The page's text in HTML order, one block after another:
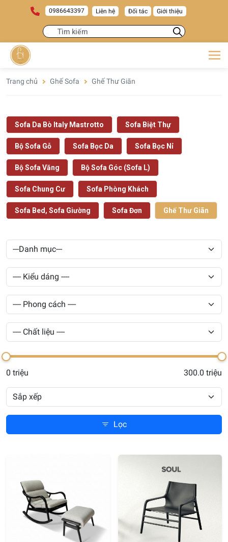
0986643397 Liên hệ Đối tác Giới thiệu
Trang chủ Ghế Sofa Ghế Thư Giãn
Sofa Da Bò Italy Mastrotto Sofa Biệt Thự
Bộ Sofa Gỗ Sofa Bọc Da Sofa Bọc Nỉ
Bộ Sofa Văng Bộ Sofa Góc (Sofa L)
Sofa Chung Cư Sofa Phòng Khách
Sofa Bed, Sofa Giường Sofa Đơn Ghế Thư Giãn
0 triệu 300.0 triệu
Lọc